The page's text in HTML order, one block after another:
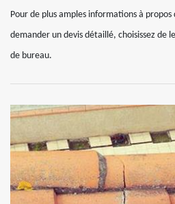
Pour de plus amples informations à propos
demander un devis détaillé, choisissez de
de bureau.